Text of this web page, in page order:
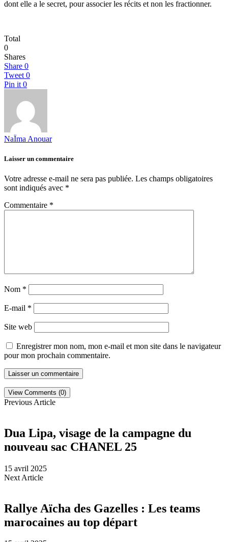
dont elle a le secret, pour associer les récits et non les fractionner.
Total
0
Shares
Share 0
Tweet 0
Pin it 0
NaÏma Anouar
Laisser un commentaire
Votre adresse e-mail ne sera pas publiée. Les champs obligatoires
sont indiqués avec *
Commentaire *
Nom *
E-mail *
Site web
Enregistrer mon nom, mon e-mail et mon site dans le navigateur
pour mon prochain commentaire.
View Comments (0)
Previous Article
Dua Lipa, visage de la campagne du
nouveau sac CHANEL 25
15 avril 2025
Next Article
Rallye Aïcha des Gazelles : Les teams
marocaines au top départ